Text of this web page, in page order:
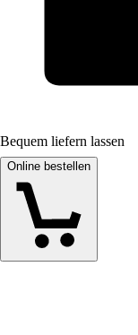
Bequem liefern lassen
Online bestellen